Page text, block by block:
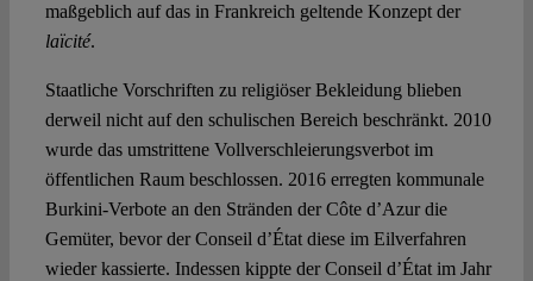
maßgeblich auf das in Frankreich geltende Konzept der
laïcité.
Staatliche Vorschriften zu religiöser Bekleidung blieben
derweil nicht auf den schulischen Bereich beschränkt. 2010
wurde das umstrittene Vollverschleierungsverbot im
öffentlichen Raum beschlossen. 2016 erregten kommunale
Burkini-Verbote an den Stränden der Côte d’Azur die
Gemüter, bevor der Conseil d’État diese im Eilverfahren
wieder kassierte. Indessen kippte der Conseil d’État im Jahr